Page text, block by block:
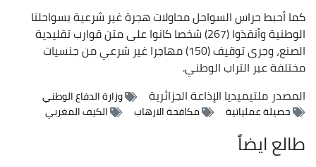
كما أحبط حراس السواحل محاولات هجرة غير شرعية بسواحلنا
الوطنية وأنقذوا (267) شخصا كانوا على متن قوارب تقليدية
الصنع، وجرى توقيف (150) مهاجرا غير شرعي من جنسيات
مختلفة عبر التراب الوطني.
المصدرملتيميديا الإذاعة الجزائرية
وزارة الدفاع الوطني
حصيلة عملياتية
مكافحة الارهاب الكيف المغربي
طالع ايضاً